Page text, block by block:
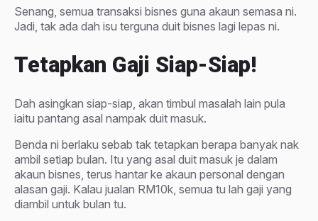
Senang, semua transaksi bisnes guna akaun semasa ni.
Jadi, tak ada dah isu terguna duit bisnes lagi lepas ni.
Tetapkan Gaji Siap-Siap!
Dah asingkan siap-siap, akan timbul masalah lain pula
iaitu pantang asal nampak duit masuk.
Benda ni berlaku sebab tak tetapkan berapa banyak nak
ambil setiap bulan. Itu yang asal duit masuk je dalam
akaun bisnes, terus hantar ke akaun personal dengan
alasan gaji. Kalau jualan RM10k, semua tu lah gaji yang
diambil untuk bulan tu.